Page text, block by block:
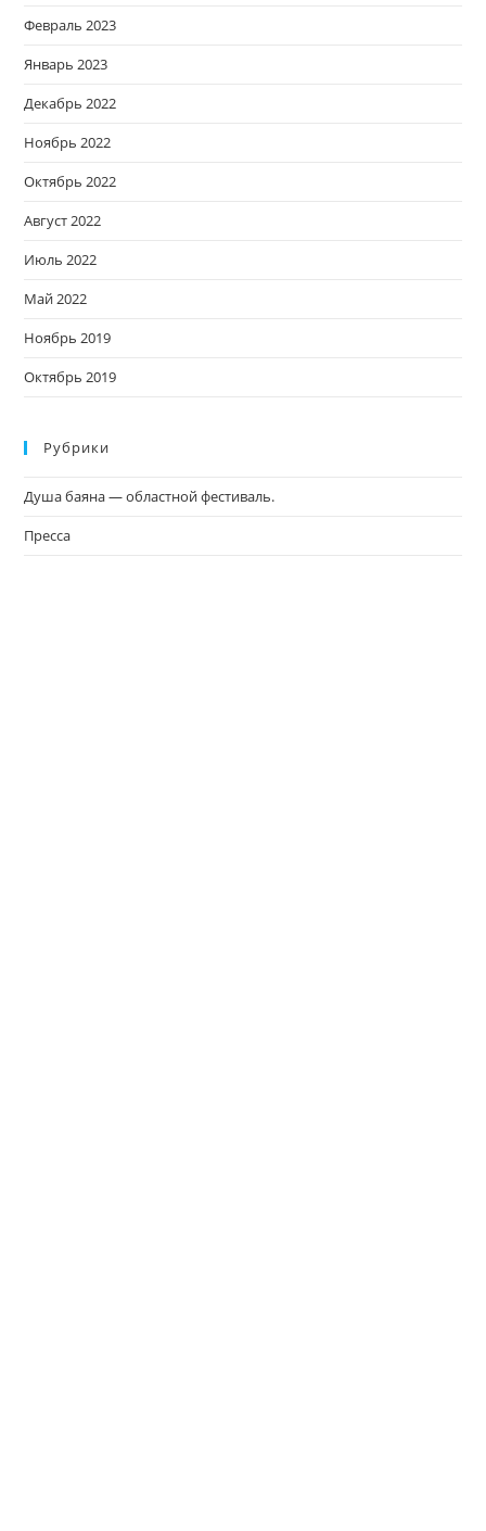
Февраль 2023
Январь 2023
Декабрь 2022
Ноябрь 2022
Октябрь 2022
Август 2022
Июль 2022
Май 2022
Ноябрь 2019
Октябрь 2019
Рубрики
Душа баяна — областной фестиваль.
Пресса